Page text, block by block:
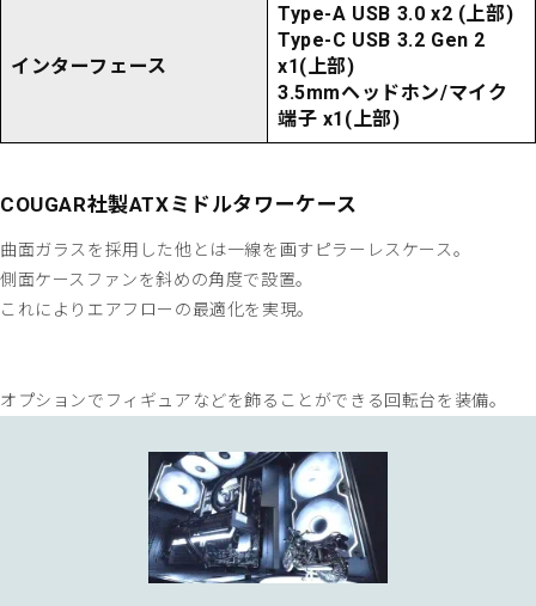
インターフェース
Type-A USB 3.0 x2 (上部)
Type-C USB 3.2 Gen 2
x1(上部)
3.5mmヘッドホン/マイク
端子 x1(上部)
COUGAR社製ATXミドルタワーケース
曲面ガラスを採用した他とは一線を画すピラーレスケース。
側面ケースファンを斜めの角度で設置。
これによりエアフローの最適化を実現。
オプションでフィギュアなどを飾ることができる回転台を装備。